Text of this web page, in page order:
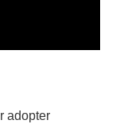
adopter